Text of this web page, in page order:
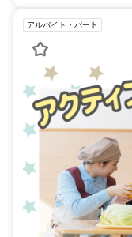
アルバイト・パート